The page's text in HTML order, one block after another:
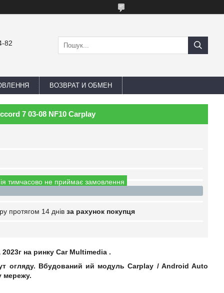
82
ВОЗВРАТ И ОБМЕН
7 03-08 NF10 Carplay
тимчасово не приймає замовлення
протягом 14 днів за рахунок покупця
на ринку Car Multimedia .
огляду. Вбудований ий модульCarplay / Android Auto
мережу.